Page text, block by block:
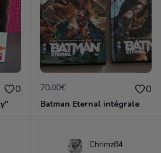
0 70.00€ 0
Batman Eternal intégrale
Chrimz84